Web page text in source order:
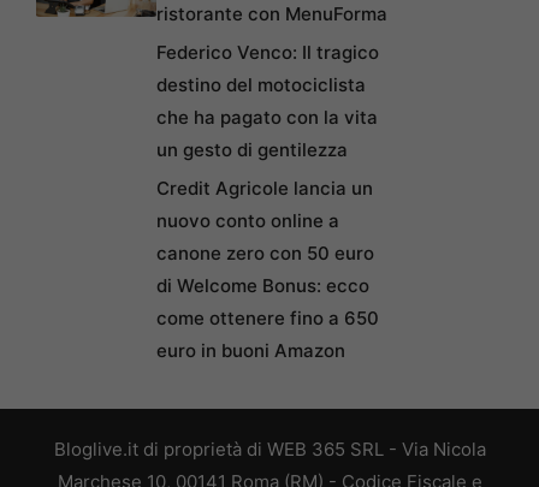
ristorante con MenuForma
Federico Venco: Il tragico
destino del motociclista
che ha pagato con la vita
un gesto di gentilezza
Credit Agricole lancia un
nuovo conto online a
canone zero con 50 euro
di Welcome Bonus: ecco
come ottenere fino a 650
euro in buoni Amazon
Bloglive.it di proprietà di WEB 365 SRL - Via Nicola
Marchese 10, 00141 Roma (RM) - Codice Fiscale e